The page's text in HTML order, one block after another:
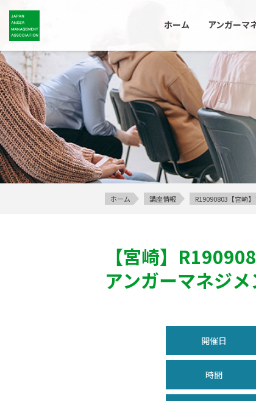
ホーム アンガーマ
ホーム 講座情報 R19090803【宮崎
【宮崎】
アンガーマネジ
開催日
時間